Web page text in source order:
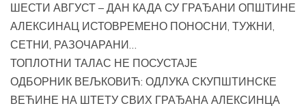
ШЕСТИ АВГУСТ – ДАН КАДА СУ ГРАЂАНИ ОПШТИНЕ
АЛЕКСИНАЦ ИСТОВРЕМЕНО ПОНОСНИ, ТУЖНИ,
СЕТНИ, РАЗОЧАРАНИ…
ТОПЛОТНИ ТАЛАС НЕ ПОСУСТАЈЕ
ОДБОРНИК ВЕЉКОВИЋ: ОДЛУКА СКУПШТИНСКЕ
ВЕЋИНЕ НА ШТЕТУ СВИХ ГРАЂАНА АЛЕКСИНЦА